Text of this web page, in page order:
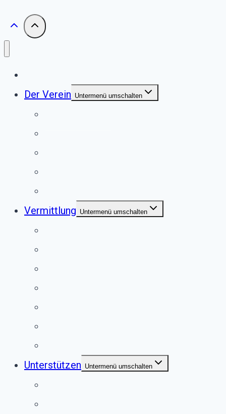
Der Verein Untermenü umschalten
Vermittlung Untermenü umschalten
Unterstützen Untermenü umschalten